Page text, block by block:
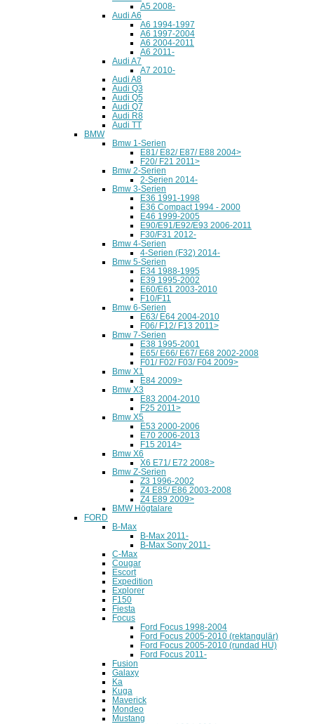
A5 2008-
Audi A6
A6 1994-1997
A6 1997-2004
A6 2004-2011
A6 2011-
Audi A7
A7 2010-
Audi A8
Audi Q3
Audi Q5
Audi Q7
Audi R8
Audi TT
BMW
Bmw 1-Serien
E81/ E82/ E87/ E88 2004>
F20/ F21 2011>
Bmw 2-Serien
2-Serien 2014-
Bmw 3-Serien
E36 1991-1998
E36 Compact 1994 - 2000
E46 1999-2005
E90/E91/E92/E93 2006-2011
F30/F31 2012-
Bmw 4-Serien
4-Serien (F32) 2014-
Bmw 5-Serien
E34 1988-1995
E39 1995-2002
E60/E61 2003-2010
F10/F11
Bmw 6-Serien
E63/ E64 2004-2010
F06/ F12/ F13 2011>
Bmw 7-Serien
E38 1995-2001
E65/ E66/ E67/ E68 2002-2008
F01/ F02/ F03/ F04 2009>
Bmw X1
E84 2009>
Bmw X3
E83 2004-2010
F25 2011>
Bmw X5
E53 2000-2006
E70 2006-2013
F15 2014>
Bmw X6
X6 E71/ E72 2008>
Bmw Z-Serien
Z3 1996-2002
Z4 E85/ E86 2003-2008
Z4 E89 2009>
BMW Högtalare
FORD
B-Max
B-Max 2011-
B-Max Sony 2011-
C-Max
Cougar
Escort
Expedition
Explorer
F150
Fiesta
Focus
Ford Focus 1998-2004
Ford Focus 2005-2010 (rektangulär)
Ford Focus 2005-2010 (rundad HU)
Ford Focus 2011-
Fusion
Galaxy
Ka
Kuga
Maverick
Mondeo
Mustang